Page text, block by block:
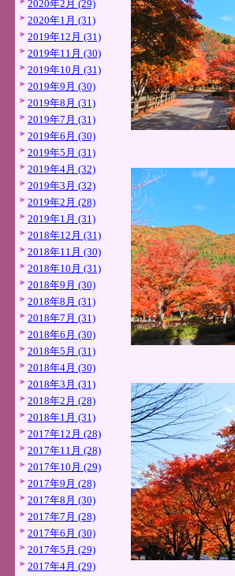
2020年2月 (29)
2020年1月 (31)
2019年12月 (31)
2019年11月 (30)
2019年10月 (31)
2019年9月 (30)
2019年8月 (31)
2019年7月 (31)
2019年6月 (30)
2019年5月 (31)
2019年4月 (32)
2019年3月 (32)
2019年2月 (28)
2019年1月 (31)
2018年12月 (31)
2018年11月 (30)
2018年10月 (31)
2018年9月 (30)
2018年8月 (31)
2018年7月 (31)
2018年6月 (30)
2018年5月 (31)
2018年4月 (30)
2018年3月 (31)
2018年2月 (28)
2018年1月 (31)
2017年12月 (28)
2017年11月 (28)
2017年10月 (29)
2017年9月 (28)
2017年8月 (30)
2017年7月 (28)
2017年6月 (30)
2017年5月 (29)
2017年4月 (29)